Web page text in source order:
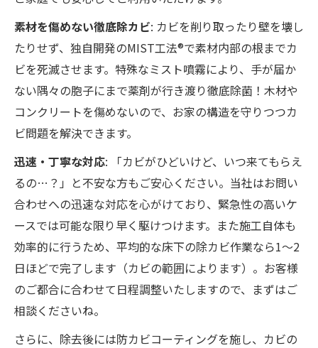
素材を傷めない徹底除カビ: カビを削り取ったり壁を壊し
たりせず、独自開発のMIST工法®で素材内部の根までカ
ビを死滅させます。特殊なミスト噴霧により、手が届か
ない隅々の胞子にまで薬剤が行き渡り徹底除菌！木材や
コンクリートを傷めないので、お家の構造を守りつつカ
ビ問題を解決できます。
迅速・丁寧な対応: 「カビがひどいけど、いつ来てもらえ
るの…？」と不安な方もご安心ください。当社はお問い
合わせへの迅速な対応を心がけており、緊急性の高いケ
ースでは可能な限り早く駆けつけます。また施工自体も
効率的に行うため、平均的な床下の除カビ作業なら1〜2
日ほどで完了します（カビの範囲によります）。お客様
のご都合に合わせて日程調整いたしますので、まずはご
相談くださいね。
さらに、除去後には防カビコーティングを施し、カビの